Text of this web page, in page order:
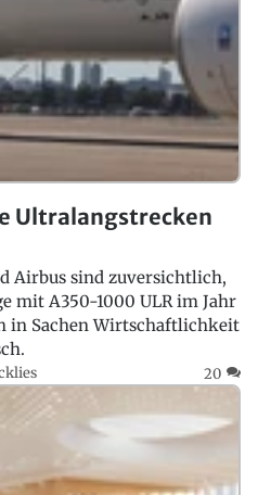
Ultralangstrecken
Airbus sind zuversichtlich,
mit A350-1000 ULR im Jahr
in Sachen Wirtschaftlichkeit
20